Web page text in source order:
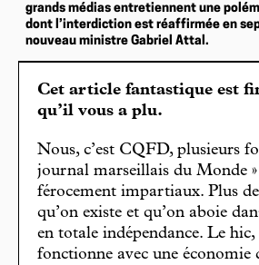
grands médias entretiennent une
dont l’interdiction est réaffirmée en
nouveau ministre Gabriel Attal.
Cet article fantastique est
qu’il vous a plu.
Nous, c’est CQFD, plusieurs
journal marseillais du Monde
férocement impartiaux. Plus
qu’on existe et qu’on aboie
en totale indépendance. Le hic,
fonctionne avec une économie